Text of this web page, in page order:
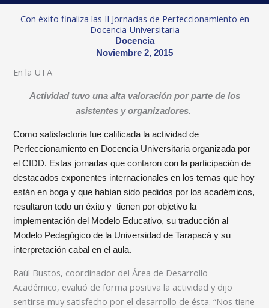
Con éxito finaliza las II Jornadas de Perfeccionamiento en
Docencia Universitaria
Docencia
Noviembre 2, 2015
En la UTA
Actividad tuvo una alta valoración por parte de los
asistentes y organizadores.
Como satisfactoria fue calificada la actividad de
Perfeccionamiento en Docencia Universitaria organizada por
el CIDD. Estas jornadas que contaron con la participación de
destacados exponentes internacionales en los temas que hoy
están en boga y que habían sido pedidos por los académicos,
resultaron todo un éxito y tienen por objetivo la
implementación del Modelo Educativo, su traducción al
Modelo Pedagógico de la Universidad de Tarapacá y su
interpretación cabal en el aula.
Raúl Bustos, coordinador del Área de Desarrollo
Académico, evaluó de forma positiva la actividad y dijo
sentirse muy satisfecho por el desarrollo de ésta. “Nos tiene